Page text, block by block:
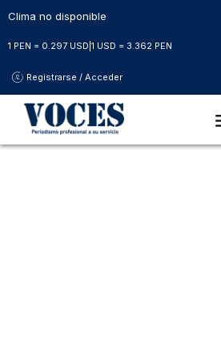
Clima no disponible
1 PEN = 0.297 USD 1 USD = 3.362 PEN
Registrarse / Acceder